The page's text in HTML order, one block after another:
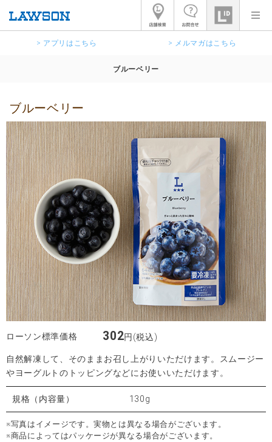
> アプリはこちら > メルマガはこちら
ブルーベリー
ブルーベリー
ローソン標準価格 302円(税込)
自然解凍して、そのままお召し上がりいただけます。スムージー
やヨーグルトのトッピングなどにお使いいただけます。
規格（内容量） 130g
※写真はイメージです。実物とは異なる場合がございます。
※商品によってはパッケージが異なる場合がございます。